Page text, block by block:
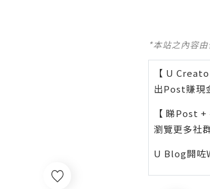
*本站之內容
【 U
出Post賺現
【 睇Post +
瀏覽更多社
U Blog開咗